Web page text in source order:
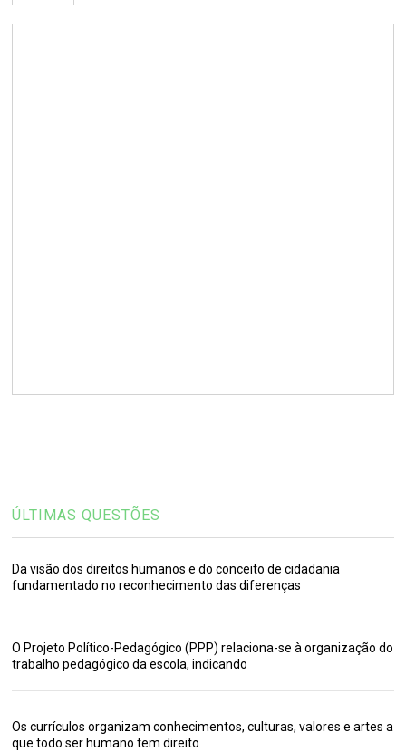
ÚLTIMAS QUESTÕES
Da visão dos direitos humanos e do conceito de cidadania
fundamentado no reconhecimento das diferenças
O Projeto Político-Pedagógico (PPP) relaciona-se à organização do
trabalho pedagógico da escola, indicando
Os currículos organizam conhecimentos, culturas, valores e artes a
que todo ser humano tem direito